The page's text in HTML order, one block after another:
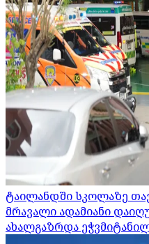
ტაილანდში სკოლაზე
მრავალი ადამიანი
ახალგაზრდა